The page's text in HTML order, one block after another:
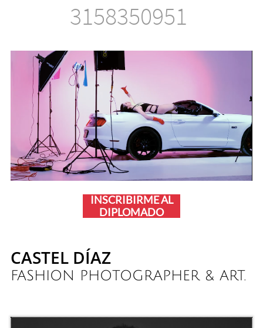
3158350951
INSCRIBIRME AL
DIPLOMADO
CASTEL DÍAZ
FASHION PHOTOGRAPHER & ART.